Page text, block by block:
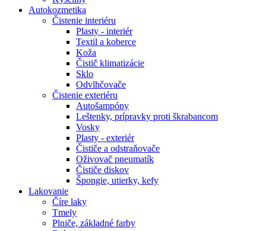
Autokozmetika
Čistenie interiéru
Plasty - interiér
Textil a koberce
Koža
Čistič klimatizácie
Sklo
Odvlhčovače
Čistenie exteriéru
Autošampóny
Leštenky, prípravky proti škrabancom
Vosky
Plasty - exteriér
Čističe a odstraňovače
Oživovač pneumatík
Čističe diskov
Špongie, utierky, kefy
Lakovanie
Číre laky
Tmely
Plniče, základné farby